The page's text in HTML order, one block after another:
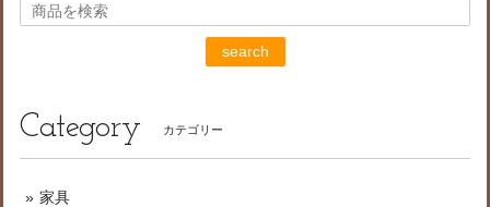
search
Category カテゴリー
家具